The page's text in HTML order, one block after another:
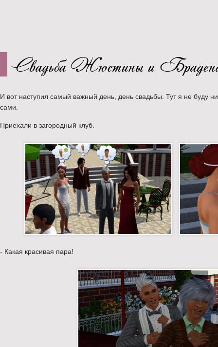
Свадьба Жюстины и
И вот наступил самый важный день, день свадьбы. Тут я не буду
сами.
Приехали в загородный клуб.
- Какая красивая пара!